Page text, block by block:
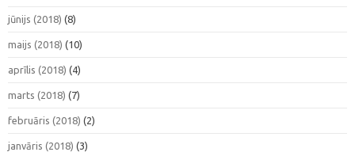
jūnijs (2018) (8)
maijs (2018) (10)
aprīlis (2018) (4)
marts (2018) (7)
februāris (2018) (2)
janvāris (2018) (3)